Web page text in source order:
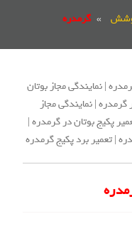
» گرمدره
| نمایندگی مجاز بوتان
گرمدره | نمایندگی مجاز
پکیج بوتان در گرمدره |
| تعمیر برد پکیج گرمدره